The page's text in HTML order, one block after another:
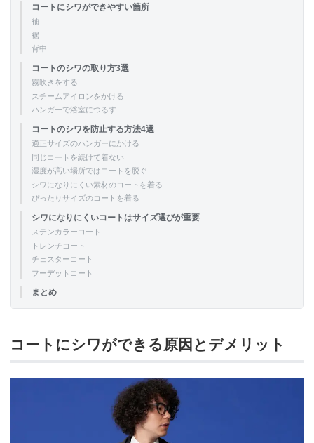
コートにシワができやすい箇所
袖
裾
背中
コートのシワの取り方3選
霧吹きをする
スチームアイロンをかける
ハンガーで浴室につるす
コートのシワを防止する方法4選
適正サイズのハンガーにかける
同じコートを続けて着ない
湿度が高い場所ではコートを脱ぐ
シワになりにくい素材のコートを着る
ぴったりサイズのコートを着る
シワになりにくいコートはサイズ選びが重要
ステンカラーコート
トレンチコート
チェスターコート
フーデットコート
まとめ
コートにシワができる原因とデメリット